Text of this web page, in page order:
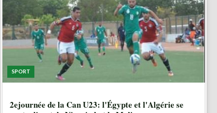
SPORT
2ejournée de la Can U23: l'Égypte et l'Algérie se